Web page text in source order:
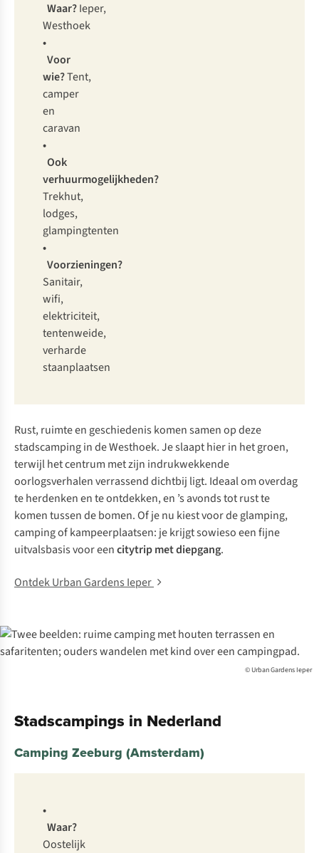
Waar?Ieper,
Westhoek
•
Voor
wie?Tent,
camper
en
caravan
•
Ook
verhuurmogelijkheden?
Trekhut,
lodges,
glampingtenten
•
Voorzieningen?
Sanitair,
wifi,
elektriciteit,
tentenweide,
verharde
staanplaatsen
Rust, ruimte en geschiedenis komen samen op deze
stadscamping in de Westhoek. Je slaapt hier in het groen,
terwijl het centrum met zijn indrukwekkende
oorlogsverhalen verrassend dichtbij ligt. Ideaal om overdag
te herdenken en te ontdekken, en ’s avonds tot rust te
komen tussen de bomen. Of je nu kiest voor de glamping,
camping of kampeerplaatsen: je krijgt sowieso een fijne
uitvalsbasis voor eencitytrip met diepgang.
Ontdek Urban Gardens Ieper
© Urban Gardens Ieper
Stadscampings in Nederland
Camping Zeeburg (Amsterdam)
•
Waar?
Oostelijk